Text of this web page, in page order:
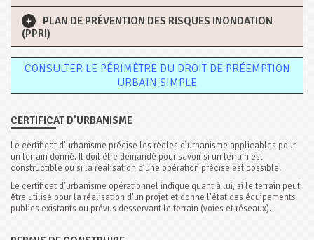
PLAN DE PRÉVENTION DES RISQUES INONDATION
(PPRI)
CONSULTER LE PÉRIMÈTRE DU DROIT DE PRÉEMPTION
URBAIN SIMPLE
CERTIFICAT D’URBANISME
Le certificat d’urbanisme précise les règles d’urbanisme applicables pour
un terrain donné. Il doit être demandé pour savoir si un terrain est
constructible ou si la réalisation d’une opération précise est possible.
Le certificat d’urbanisme opérationnel indique quant à lui, si le terrain peut
être utilisé pour la réalisation d’un projet et donne l’état des équipements
publics existants ou prévus desservant le terrain (voies et réseaux).